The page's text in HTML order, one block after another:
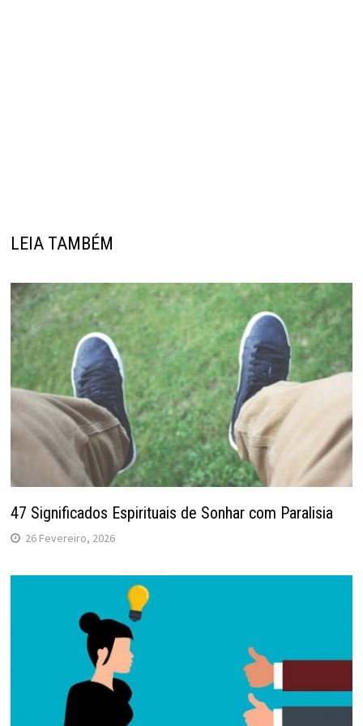
LEIA TAMBÉM
47 Significados Espirituais de Sonhar com Paralisia
26 Fevereiro, 2026